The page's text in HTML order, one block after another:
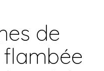
de